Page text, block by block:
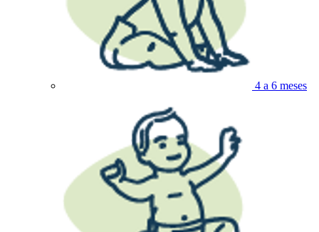
4 a 6 meses